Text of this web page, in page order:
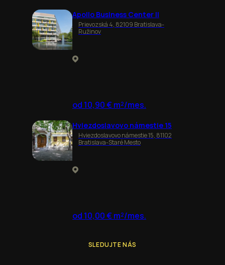
Apollo Business Center II
Prievozská 4, 82109 Bratislava-
Ružinov
od 10,90 € m²/mes.
Hviezdoslavovo námestie 15
Hviezdoslavovo námestie 15, 81102
Bratislava-Staré Mesto
od 10,00 € m²/mes.
SLEDUJTE NÁS